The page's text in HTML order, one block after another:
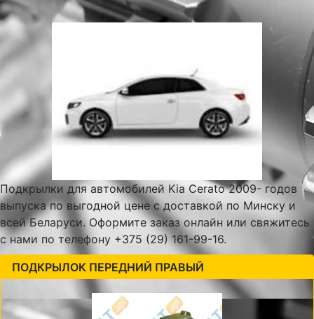
Подкрылки для автомобилей Kia Cerato 2009- годов
выпуска по выгодной цене с доставкой по Минску и
всей Беларуси. Оформите заказ онлайн или свяжитесь
с нами по телефону +375 (29) 161-99-16.
ПОДКРЫЛОК ПЕРЕДНИЙ ПРАВЫЙ